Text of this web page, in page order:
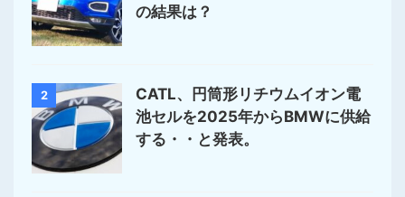
の結果は？
2
CATL、円筒形リチウムイオン電
池セルを2025年からBMWに供給
する・・と発表。